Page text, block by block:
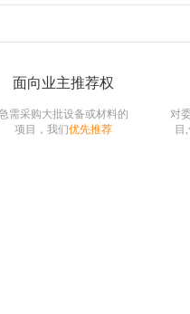
面向业主推荐权
需采购大批设备或材料的
项目，我们优先推荐
对
目